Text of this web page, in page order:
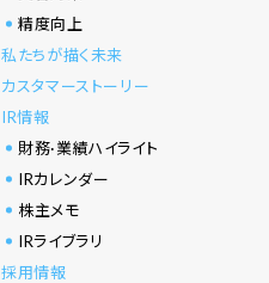
精度向上
私たちが描く未来
カスタマーストーリー
IR情報
財務·業績ハイライト
IRカレンダー
株主メモ
IRライブラリ
採用情報